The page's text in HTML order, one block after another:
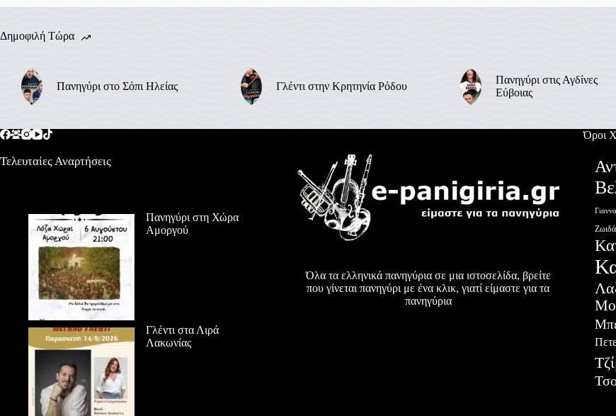
Δημοφιλή Τώρα
Πανηγύρι στο Σόπι Ηλείας Γλέντι στην Κρητηνία Ρόδου
Πανηγύρι στις Αγδίνες
Εύβοιας
Όροι
Τελευταίες Αναρτήσεις
Πανηγύρι στη Χώρα
Αμοργού
Γλέντι στα Λιρά
Λακωνίας
Όλα τα ελληνικά πανηγύρια σε μια ιστοσελίδα, βρείτε
που γίνεται πανηγύρι με ένα κλικ, γιατί είμαστε για τα
πανηγύρια